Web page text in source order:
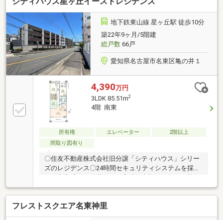
で、家族との会話も自然に弾みます◆大京旧分譲×熊
谷組施工のライオンズマンション◆宅配BOX・オート
ロック完備。2023年にEVセミリニューアル工事実施済
み
地下鉄東山線 星ヶ丘駅 徒歩10分
築22年9ヶ月/5階建
総戸数66戸
愛知県名古屋市名東区亀の井１
4,390万円
3LDK 85.51m2
4階 南東
所有権 エレベーター
2階以上
間取り図有り
〇住友不動産株式会社旧分譲「シティハウス」シリー
ズのレジデンス〇24時間セキュリティシステムを採用
せるマンションです（飼育細則あり）〇エントランス
にはゆとりあるラウンジスペースを設け、上質な住ま
いを演出〇2026年7月下旬リフォーム完成予定 フロ
ーリング張替え、クロス張替え、キッチン交換、トイ
フレストスクエア名東神里